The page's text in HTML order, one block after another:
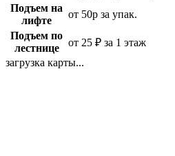
Подъем на
лифте
от 50р за упак.
Подъем по
лестнице
от 25 ₽ за 1 этаж
загрузка карты...